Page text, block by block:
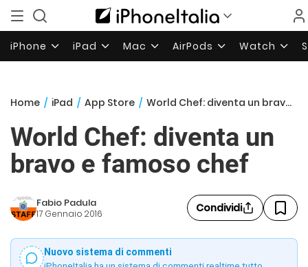
iPhone iPad Mac AirPods Watch
Home / iPad / App Store / World Chef: diventa un bravo e famoso chef
World Chef: diventa un
bravo e famoso chef
Fabio Padula
17 Gennaio 2016 Condividi
Nuovo sistema di commenti